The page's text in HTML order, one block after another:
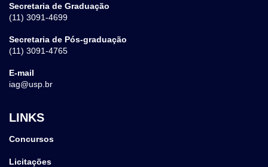
Secretaria de Graduação
(11) 3091-4699
Secretaria de Pós-graduação
(11) 3091-4765
E-mail
iag@usp.br
LINKS
Concursos
Licitações